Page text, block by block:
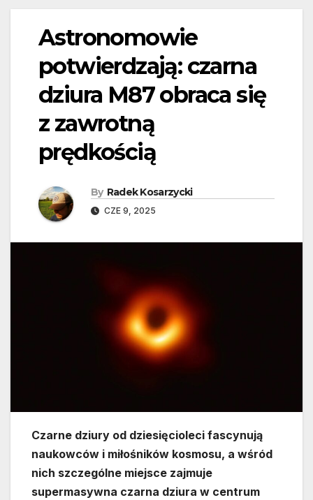
Astronomowie
potwierdzają: czarna
dziura M87 obraca się
z zawrotną
prędkością
By Radek Kosarzycki
CZE 9, 2025
Czarne dziury od dziesięcioleci fascynują
naukowców i miłośników kosmosu, a wśród
nich szczególne miejsce zajmuje
supermasywna czarna dziura w centrum